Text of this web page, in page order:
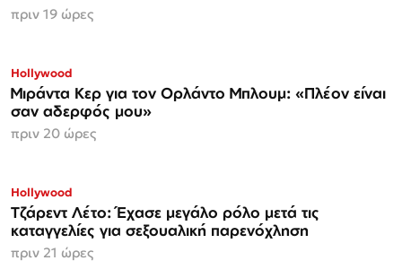
πριν 19 ώρες
Hollywood
Μιράντα Κερ για τον Ορλάντο Μπλουμ: «Πλέον είναι
σαν αδερφός μου»
πριν 20 ώρες
Hollywood
Τζάρεντ Λέτο: Έχασε μεγάλο ρόλο μετά τις
καταγγελίες για σεξουαλική παρενόχληση
πριν 21 ώρες